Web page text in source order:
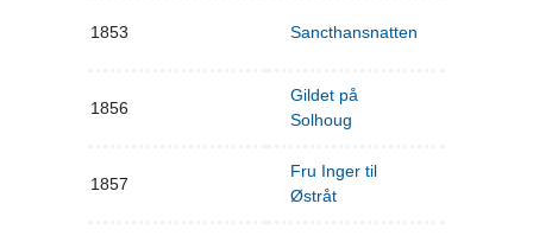
1853 Sancthansnatten
1856
Gildet på
Solhoug
1857
Fru Inger til
Østråt